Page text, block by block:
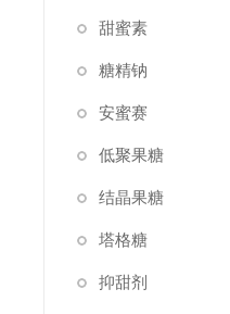
甜蜜素
糖精钠
安蜜赛
低聚果糖
结晶果糖
塔格糖
抑甜剂